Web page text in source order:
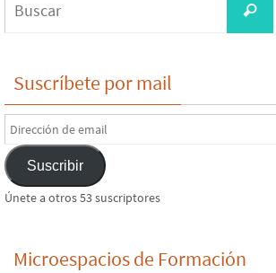
Buscar
Suscríbete por mail
Dirección
de
emailSuscribir
Únete a otros 53 suscriptores
Microespacios de Formación